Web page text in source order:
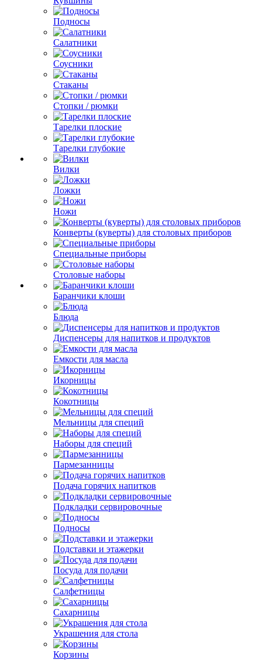
Подносы
Салатники
Соусники
Стаканы
Стопки / рюмки
Тарелки плоские
Тарелки глубокие
Вилки
Ложки
Ножи
Конверты (куверты) для столовых приборов
Специальные приборы
Столовые наборы
Баранчики клоши
Блюда
Диспенсеры для напитков и продуктов
Емкости для масла
Икорницы
Кокотницы
Мельницы для специй
Наборы для специй
Пармезанницы
Подача горячих напитков
Подкладки сервировочные
Подносы
Подставки и этажерки
Посуда для подачи
Салфетницы
Сахарницы
Украшения для стола
Корзины